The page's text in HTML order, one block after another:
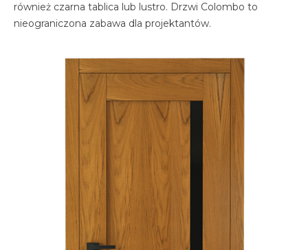
również czarna tablica lub lustro. Drzwi Colombo to
nieograniczona zabawa dla projektantów.